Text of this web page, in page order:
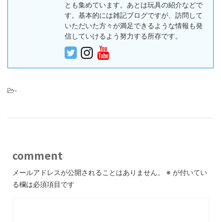
とも集めています。あとは玩具の紹介などで
す。基本的には雑記ブログですが、訪問して
いただいた方々が満足できるような情報も発
信していけるよう努力する所存です。
-
comment
メールアドレスが公開されることはありません。 ※ が付いてい
る欄は必須項目です